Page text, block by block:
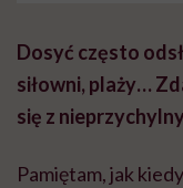
Dosyć często
siłowni, plaży…
się z
Pamiętam, jak